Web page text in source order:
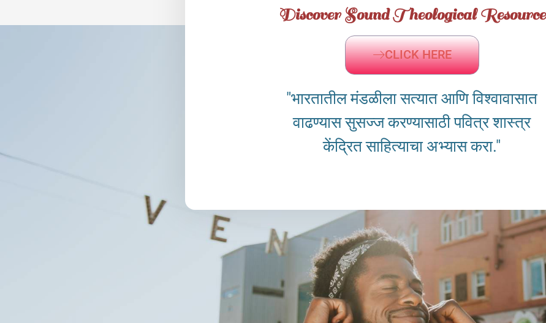
Discover Sound Theological Resource
CLICK HERE
"भारतातील मंडळीला सत्यात आणि विश्वावासात
वाढण्यास सुसज्ज करण्यासाठी पवित्र शास्त्र
केंद्रित साहित्याचा अभ्यास करा."